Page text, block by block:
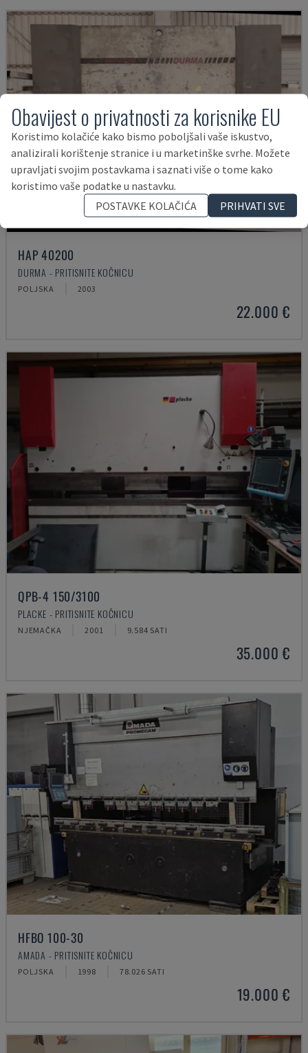
HAP 40200
DURMA - PRITISNITE KOČNICU
POLJSKA 2003
22.000 €
QPB-4 150/3100
PLACKE - PRITISNITE KOČNICU
NJEMAČKA 2001 9.584 SATI
35.000 €
HFBO 100-30
AMADA - PRITISNITE KOČNICU
POLJSKA 1998 78.026 SATI
19.000 €
Obavijest o privatnosti za korisnike EU
Koristimo kolačiće kako bismo poboljšali vaše iskustvo,
analizirali korištenje stranice i u marketinške svrhe. Možete
upravljati svojim postavkama i saznati više o tome kako
koristimo vaše podatke u nastavku.
POSTAVKE KOLAČIĆA
PRIHVATI SVE